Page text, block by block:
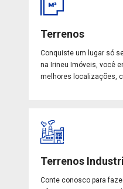
Terrenos
Conquiste um lugar só
na Irineu Imóveis, você
melhores localizações,
Terrenos
Conte conosco para